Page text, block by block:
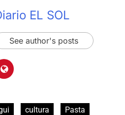
EL SOL
See author's posts
cultura
Pasta